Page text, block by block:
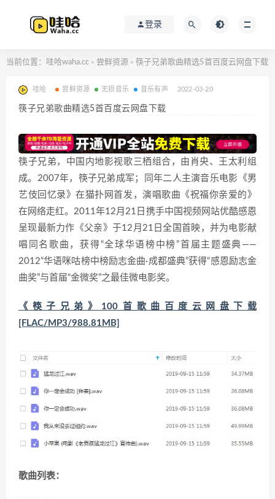
登录
当前位置： 哇哈waha.cc > 尝鲜资源 > 筷子兄弟歌曲精选5首百度云网盘下载
哇哈 尝鲜资源 无损音乐 音乐有声 2022-03-20
筷子兄弟歌曲精选5首百度云网盘下载
筷子兄弟，中国内地影视歌三栖组合，由肖央、王太利组
成。2007年，筷子兄弟成军；同年二人主演音乐电影《男
艺伎回忆录》在猫扑网首发，演唱歌曲《祝福你亲爱的》
在网络走红。2011年12月21日携手中国视频网站优酷感恩
呈现最新力作《父亲》于12月21日全国首映，并为电影献
唱同名歌曲，获得“全球华语榜中榜”首届主题盛典——
2012“华语咪咕榜中榜励志金曲·成都盛典”获得“感恩励志金
曲奖”与首届“金微奖”之最佳微电影奖。
《筷子兄弟》100首歌曲百度云网盘下载
[FLAC/MP3/988.81MB]
歌曲列表：